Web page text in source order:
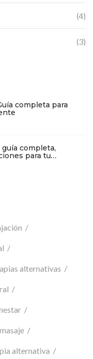
(4)
(3)
completa para
completa,
para tu
alternativas
masaje
alternativa